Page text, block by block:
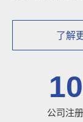
了解
公司注